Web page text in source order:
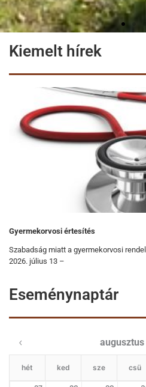
Kiemelt hírek
Gyermekorvosi értesítés
Szabadság miatt a gyermekorvosi
2026. július 13 –
Eseménynaptár
hét ked sze csü